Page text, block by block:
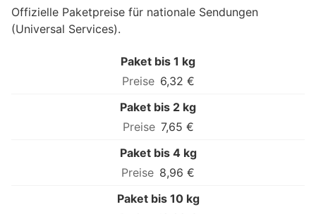
Offizielle Paketpreise für nationale Sendungen
(Universal Services).
Paket bis 1 kg
6,32 €
Paket bis 2 kg
7,65 €
Paket bis 4 kg
8,96 €
Paket bis 10 kg